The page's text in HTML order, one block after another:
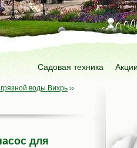
Садовая техника Акции
воды Вихрь ››
для